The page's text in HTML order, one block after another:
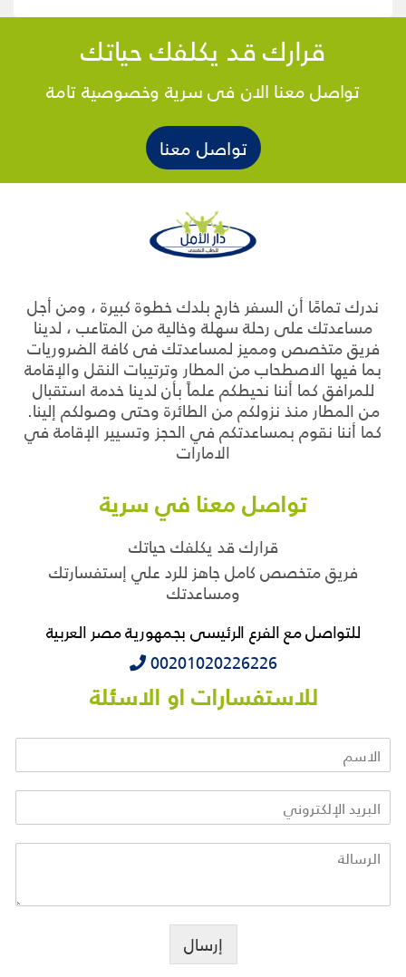
قرارك قد يكلفك حياتك
تواصل معنا الان فى سرية وخصوصية تامة
تواصل معنا
ندرك تمامًا أن السفر خارج بلدك خطوة كبيرة ، ومن أجل
مساعدتك على رحلة سهلة وخالية من المتاعب ، لدينا
فريق متخصص ومميز لمساعدتك فى كافة الضروريات
بما فيها الاصطحاب من المطار وترتيبات النقل والإقامة
للمرافق كما أننا نحيطكم علماً بأن لدينا خدمة استقبال
من المطار منذ نزولكم من الطائرة وحتى وصولكم إلينا.
كما أننا نقوم بمساعدتكم في الحجز وتسيير الإقامة في
الامارات
تواصل معنا في سرية
قرارك قد يكلفك حياتك
فريق متخصص كامل جاهز للرد علي إستفسارتك
ومساعدتك
للتواصل مع الفرع الرئيسى بجمهورية مصر العربية
‭‭‭00201020226226
للاستفسارات او الاسئلة
إرسال